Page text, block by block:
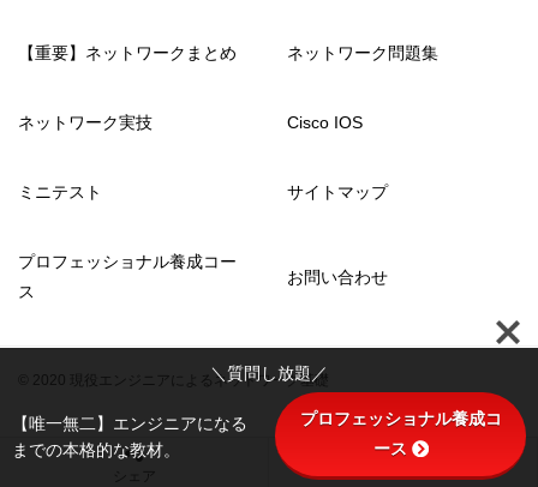
【重要】ネットワークまとめ ネットワーク問題集
ネットワーク実技 Cisco IOS
ミニテスト サイトマップ
プロフェッショナル養成コー
ス
お問い合わせ
© 2020 現役エンジニアによるネットワーク基礎
シェア TOPへ
＼質問し放題／
【唯一無二】エンジニアになる
までの本格的な教材。
プロフェッショナル養成コ
ース